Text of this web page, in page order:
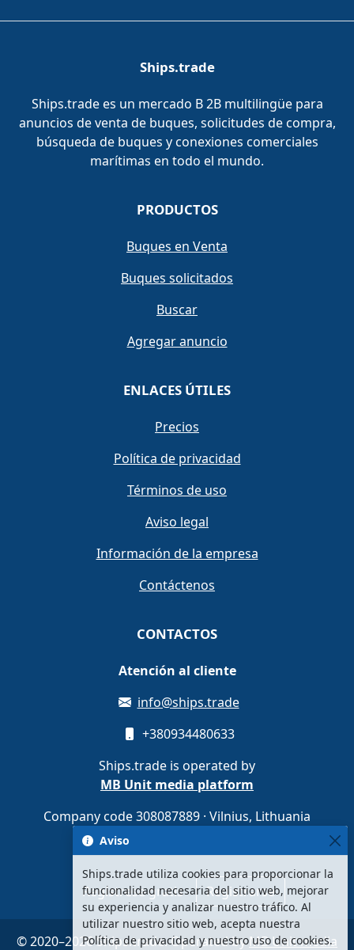
Ships.trade
Ships.trade es un mercado B 2B multilingüe para
anuncios de venta de buques, solicitudes de compra,
búsqueda de buques y conexiones comerciales
marítimas en todo el mundo.
PRODUCTOS
Buques en Venta
Buques solicitados
Buscar
Agregar anuncio
ENLACES ÚTILES
Precios
Política de privacidad
Términos de uso
Aviso legal
Información de la empresa
Contáctenos
CONTACTOS
Atención al cliente
info@ships.trade
+380934480633
Ships.trade is operated by
MB Unit media platform
Company code 308087889 · Vilnius, Lithuania
Regístrese gratis Registrarse
© 2020–2026 Ships.trade. Operated byMB Unit media
Aviso
Ships.trade utiliza cookies para proporcionar la
funcionalidad necesaria del sitio web, mejorar
su experiencia y analizar nuestro tráfico. Al
utilizar nuestro sitio web, acepta nuestra
Política de privacidad y nuestro uso de cookies.